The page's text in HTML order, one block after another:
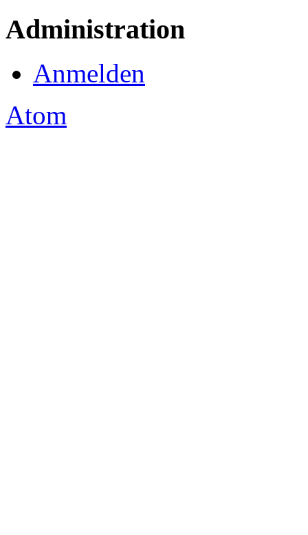
Administration
Anmelden
Atom